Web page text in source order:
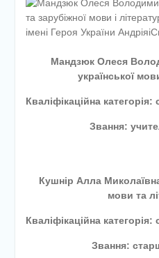
етапу
дитячо-юнацької
військово-
У закладі освіти
проведено
педагогічну раду
Мандзюк Олеся
української
Кваліфікаційна категорія:
Звання:
Кушнір Алла
мови та
Кваліфікаційна категорія:
Звання: